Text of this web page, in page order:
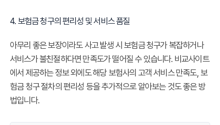
4. 보험금 청구의 편리성 및 서비스 품질
아무리 좋은 보장이라도 사고 발생 시 보험금 청구가 복잡하거나
서비스가 불친절하다면 만족도가 떨어질 수 있습니다. 비교사이트
에서 제공하는 정보 외에도 해당 보험사의 고객 서비스 만족도, 보
험금 청구 절차의 편리성 등을 추가적으로 알아보는 것도 좋은 방
법입니다.